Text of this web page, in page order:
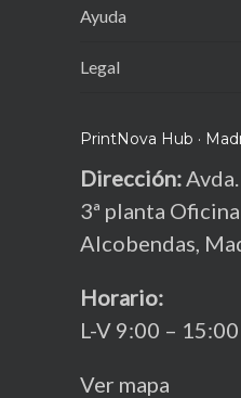
Ayuda
Legal
PrintNova Hub ·
Dirección:
3ª planta
Alcobendas,
Horario:
L-V 9:00 –
Ver mapa